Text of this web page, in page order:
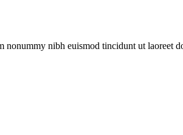
nonummy nibh euismod tincidunt ut laoreet